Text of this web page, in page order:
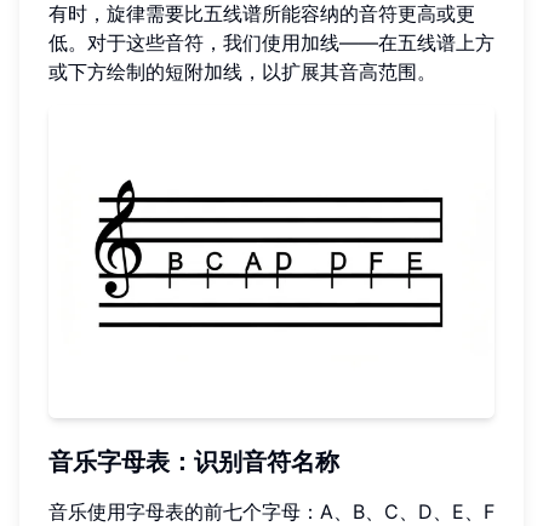
有时，旋律需要比五线谱所能容纳的音符更高或更
低。对于这些音符，我们使用加线——在五线谱上方
或下方绘制的短附加线，以扩展其音高范围。
音乐字母表 ：识别音符名称
音乐使用字母表的前七个字母：A、B、C、D、E、F